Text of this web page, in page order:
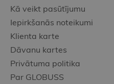
Kā veikt pasūtījumu
Iepirkšanās noteikumi
Klienta karte
Dāvanu kartes
Privātuma politika
Par GLOBUSS